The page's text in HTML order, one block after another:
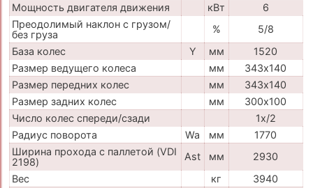
Мощность двигателя движения
кВт
6
Преодолимый наклон с грузом/
без груза
%
5/8
База колес
Y мм
1520
Размер ведущего колеса
мм
343х140
Размер передних колес
мм
343х140
Размер задних колес
мм
300х100
Число колес спереди/сзади
1х/2
Радиус поворота
Wa мм
1770
Ширина прохода с паллетой (VDI
2198)
Ast мм
2930
Вес
кг
3940